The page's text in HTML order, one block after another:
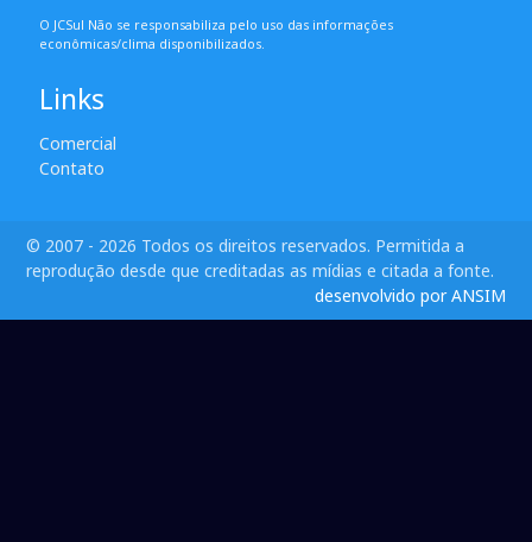
O JCSul Não se responsabiliza pelo uso das informações
econômicas/clima disponibilizados.
Links
Comercial
Contato
© 2007 - 2026 Todos os direitos reservados. Permitida a
reprodução desde que creditadas as mídias e citada a fonte.
desenvolvido por ANSIM